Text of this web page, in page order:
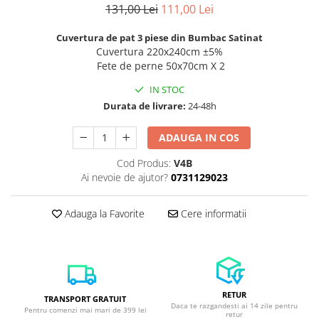
131,00 Lei 111,00 Lei
Cuvertura de pat 3 piese din Bumbac Satinat
Cuvertura 220x240cm ±5%
Fete de perne 50x70cm X 2
IN STOC
Durata de livrare: 24-48h
ADAUGA IN COS
Cod Produs: V4B
Ai nevoie de ajutor? 0731129023
Adauga la Favorite Cere informatii
TRANSPORT GRATUIT
Pentru comenzi mai mari de 399 lei
RETUR
Daca te razgandesti ai 14 zile pentru
retur